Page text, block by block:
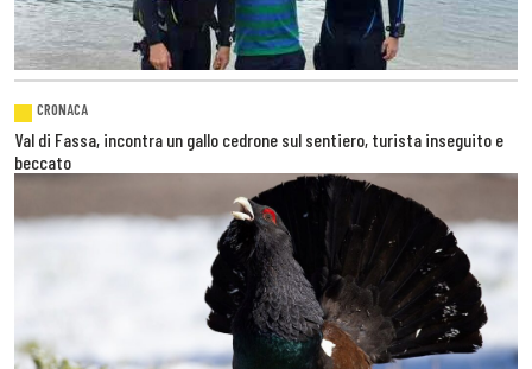
CRONACA
Val di Fassa, incontra un gallo cedrone sul sentiero, turista inseguito e
beccato